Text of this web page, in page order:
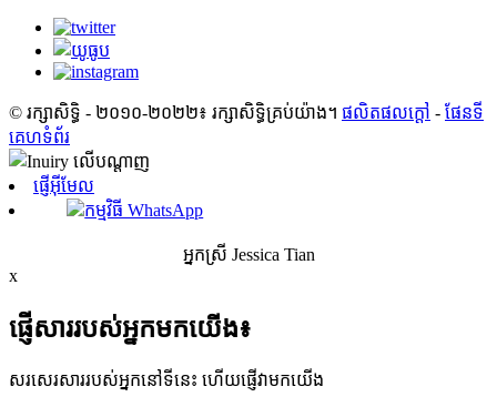
© រក្សាសិទ្ធិ - ២០១០-២០២២៖ រក្សាសិទ្ធិគ្រប់យ៉ាង។ ផលិតផលក្តៅ - ផែនទី
គេហទំព័រ
ផ្ញើអ៊ីមែល
កម្មវិធី WhatsApp
អ្នកស្រី Jessica Tian
x
ផ្ញើសាររបស់អ្នកមកយើង៖
សរសេរសាររបស់អ្នកនៅទីនេះ ហើយផ្ញើវាមកយើង